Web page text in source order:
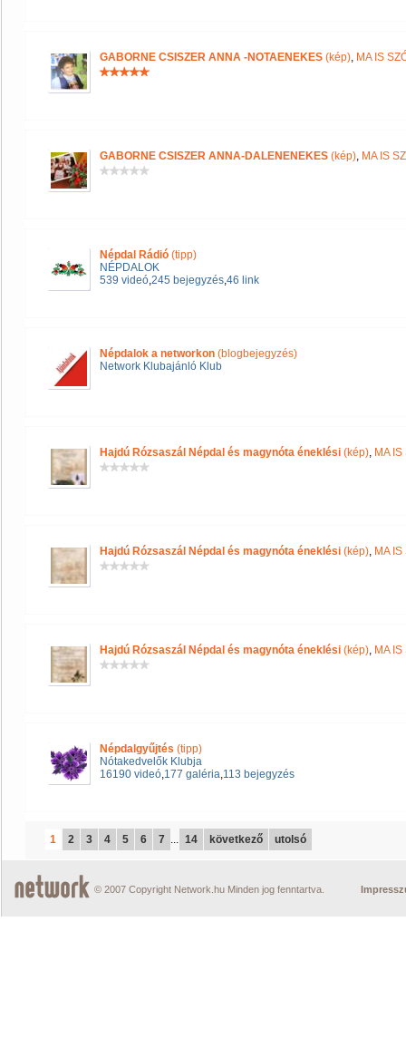
GABORNE CSISZER ANNA -NOTAENEKES (kép), MA IS
GABORNE CSISZER ANNA-DALENENEKES (kép), MA IS
Népdal Rádió (tipp)
NÉPDALOK
539 videó,245 bejegyzés,46 link
Népdalok a networkon (blogbejegyzés)
Network Klubajánló Klub
Hajdú Rózsaszál Népdal és magynóta éneklési (kép), MA
Hajdú Rózsaszál Népdal és magynóta éneklési (kép), MA
Hajdú Rózsaszál Népdal és magynóta éneklési (kép), MA
Népdalgyűjtés (tipp)
Nótakedvelők Klubja
16190 videó,177 galéria,113 bejegyzés
1 2 3 4 5 6 7 ... 14 következő utolsó
© 2007 Copyright Network.hu Minden jog fenntartva.